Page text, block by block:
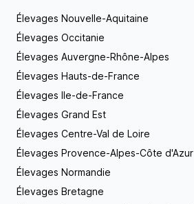
Élevages Nouvelle-Aquitaine
Élevages Occitanie
Élevages Auvergne-Rhône-Alpes
Élevages Hauts-de-France
Élevages Ile-de-France
Élevages Grand Est
Élevages Centre-Val de Loire
Élevages Provence-Alpes-Côte d'Azur
Élevages Normandie
Élevages Bretagne